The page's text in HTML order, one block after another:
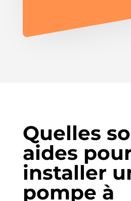
Quelles
aides
installer
pompe à